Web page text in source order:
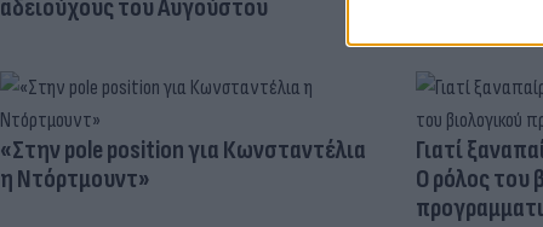
αδειούχους του Αυγούστου
«Στην pole position για Κωνσταντέλια
η Ντόρτμουντ»
Γιατί
Ο ρόλος του